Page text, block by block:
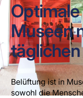
Museen
Belüftung ist in
sowohl die